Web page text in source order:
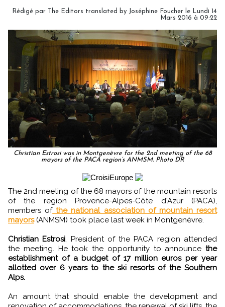
Rédigé par The Editors translated by Joséphine Foucher le Lundi 14
Mars 2016 à 09:22
Christian Estrosi was in Montgenèvre for the 2nd meeting of the 68
mayors of the PACA region’s ANMSM. Photo DR
The 2nd meeting of the 68 mayors of the mountain resorts
of the region Provence-Alpes-Côte d'Azur (PACA),
members ofthe national association of mountain resort
mayors(ANMSM) took place last week in Montgenèvre.
Christian Estrosi , President of the PACA region attended
the meeting. He took the opportunity to announce the
establishment of a budget of 17 million euros per year
allotted over 6 years to the ski resorts of the Southern
Alps.
An amount that should enable the development and